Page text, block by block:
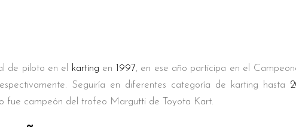
de piloto en el karting en 1997, en ese año participa en el
Seguiría en diferentes categoría de karting hasta
fue campeón del trofeo Margutti de Toyota Kart.